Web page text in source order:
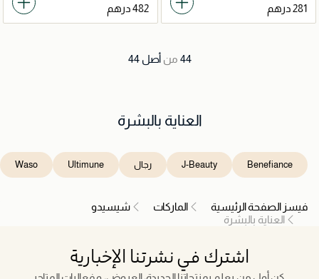
44 من أصل 44
العناية بالبشرة
Benefiance
J-Beauty رجال Ultimune
Waso
فيسز الصفحة الرئيسية الماركات
شيسيدو
العناية بالبشرة
اشترك في نشرتنا الإخبارية